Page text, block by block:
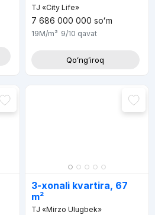
TJ «City Life»
7 686 000 000 soʻm
19M/m² 9/10 qavat
Qoʻngʻiroq
3-xonali kvartira, 67
m²
TJ «Mirzo Ulugbek»